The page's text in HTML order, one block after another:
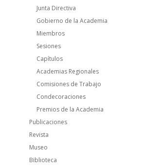
Junta Directiva
Gobierno de la Academia
Miembros
Sesiones
Capítulos
Academias Regionales
Comisiones de Trabajo
Condecoraciones
Premios de la Academia
Publicaciones
Revista
Museo
Biblioteca